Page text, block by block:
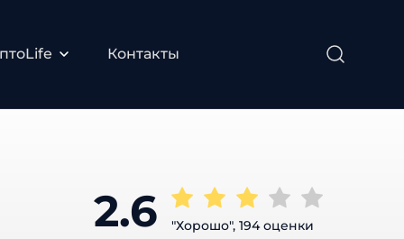
Контакты
2.6 "Хорошо", 194 оценки